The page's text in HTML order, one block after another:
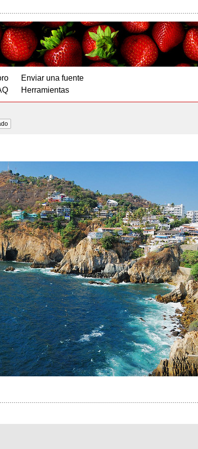
Enviar una fuente
Herramientas